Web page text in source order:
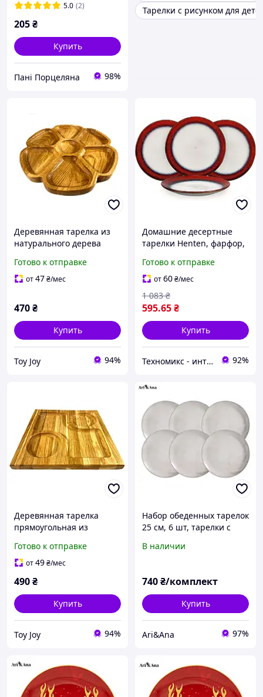
5.0 (2)
205₴
Купить
Пані Порцеляна 98%
Тарелки с рисунком для
Деревянная тарелка из
натурального дерева
см, тарелка для закусок
Готово к отправке
от47₴/мес
470₴
Купить
Toy Joy 94%
Домашние десертные
тарелки Henten, фарфор,
предметов, красочный
диаметр 20 см, плоская
Готово к отправке
от60₴/мес
595.65₴
1 083 ₴
Купить
Техномикс - интернет - магазин качественной техники, электроники и других товаров для дома и работы 92%
Деревянная тарелка
прямоугольная из
закусочная тарелка
25х25х2,5 см
Готово к отправке
от49₴/мес
490₴
Купить
Toy Joy 94%
Набор обеденных тарелок
25 см, 6 шт, тарелки с
айвори
В наличии
740₴/комплект
Купить
Ari&Ana 97%